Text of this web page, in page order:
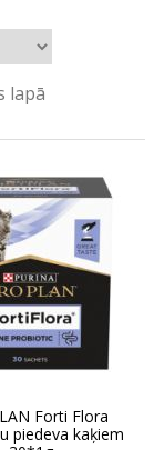
lapā
Forti Flora
piedeva kaķiem